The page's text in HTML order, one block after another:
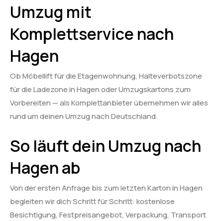
Umzug mit
Komplettservice nach
Hagen
Ob Möbellift für die Etagenwohnung, Halteverbotszone
für die Ladezone in Hagen oder Umzugskartons zum
Vorbereiten — als Komplettanbieter übernehmen wir alles
rund um deinen Umzug nach Deutschland.
So läuft dein Umzug nach
Hagen ab
Von der ersten Anfrage bis zum letzten Karton in Hagen
begleiten wir dich Schritt für Schritt: kostenlose
Besichtigung, Festpreisangebot, Verpackung, Transport